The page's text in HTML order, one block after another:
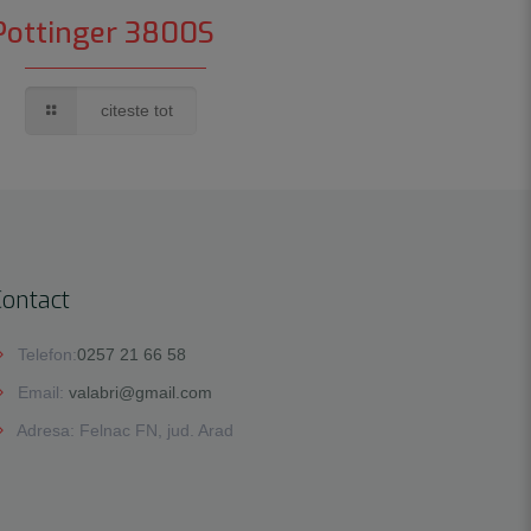
3800S
citeste tot
Telefon:0257 21 66 58
Email: valabri@gmail.com
Adresa: Felnac FN, jud. Arad